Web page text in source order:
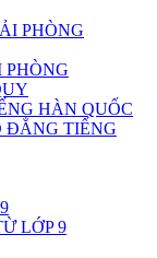
PHÒNG
HÀN QUỐC
ĐẲNG TIẾNG
LỚP 9